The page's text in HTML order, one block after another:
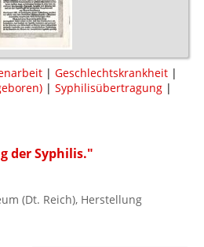
| Geschlechtskrankheit |
| Syphilisübertragung |
der Syphilis."
(Dt. Reich), Herstellung